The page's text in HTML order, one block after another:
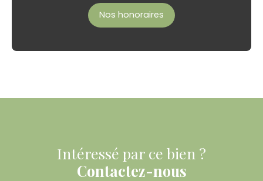
Nos honoraires
Intéressé par ce bien ?
Contactez-nous